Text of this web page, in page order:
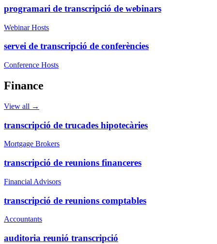
programari de transcripció de webinars
Webinar Hosts
servei de transcripció de conferències
Conference Hosts
Finance
View all →
transcripció de trucades hipotecàries
Mortgage Brokers
transcripció de reunions financeres
Financial Advisors
transcripció de reunions comptables
Accountants
auditoria reunió transcripció